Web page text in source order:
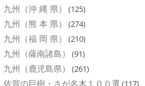
九州（沖 縄 県） (125)
九州（熊 本 県） (274)
九州（福 岡 県） (210)
九州（薩南諸島） (91)
九州（鹿児島県） (261)
佐賀の巨樹・さが名木１００選 (117)